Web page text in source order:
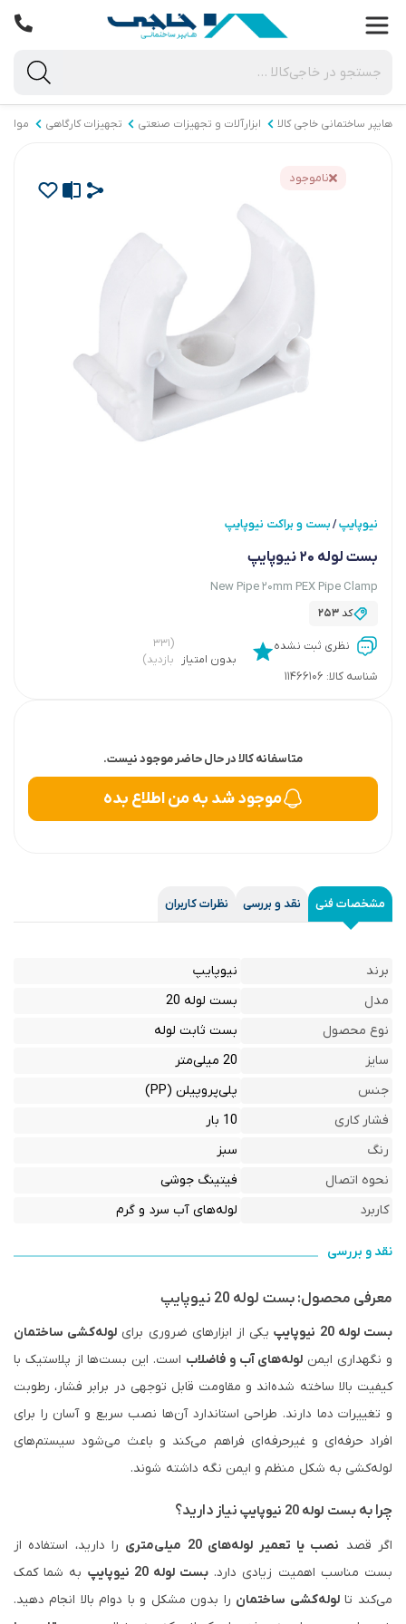
هایپر ساختمانی خاجی‌ کالا ابزارآلات و تجهیزات صنعتی تجهیزات کارگاهی مواد
ناموجود
نیوپایپ/بست و براکت نیوپایپ
بست لوله 20 نیوپایپ
New Pipe 20mm PEX Pipe Clamp
کد253
نظری ثبت نشده
بدون امتیاز
(۳۳۱
بازدید)
شناسه کالا: 11466106
متاسفانه کالا در حال حاضر موجود نیست.
موجود شد به من اطلاع بده
مشخصات فنی نقد و بررسی نظرات کاربران
برند
نیوپایپ
مدل
بست لوله 20
نوع محصول
بست ثابت لوله
سایز
20 میلی‌متر
جنس
پلی‌پروپیلن (PP)
فشار کاری
10 بار
رنگ
سبز
نحوه اتصال
فیتینگ جوشی
کاربرد
لوله‌های آب سرد و گرم
نقد و بررسی
معرفی محصول: بست لوله 20 نیوپایپ
بست لوله 20 نیوپایپ یکی از ابزارهای ضروری برای لوله‌کشی ساختمان
و نگهداری ایمن لوله‌های آب و فاضلاب است. این بست‌ها از پلاستیک با
کیفیت بالا ساخته شده‌اند و مقاومت قابل توجهی در برابر فشار، رطوبت
و تغییرات دما دارند. طراحی استاندارد آن‌ها نصب سریع و آسان را برای
افراد حرفه‌ای و غیرحرفه‌ای فراهم می‌کند و باعث می‌شود سیستم‌های
لوله‌کشی به شکل منظم و ایمن نگه داشته شوند.
چرا بهبست لوله 20 نیوپایپ نیاز دارید؟
اگر قصد نصب یا تعمیر لوله‌های 20 میلی‌متری
را دارید، استفاده از
بست مناسب اهمیت زیادی دارد. بست لوله 20 نیوپایپ
به شما کمک
می‌کند تالوله‌کشی ساختمان را بدون مشکل و با دوام بالا انجام دهید.